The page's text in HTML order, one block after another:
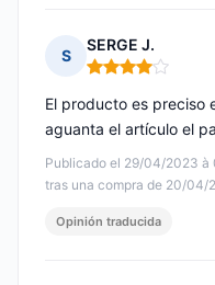
S
SERGE J.
Nota: 4 de 5
Publicado el 29/04/2023 à
tras una compra de 20/04/
El producto es preciso
aguanta el artículo el
Opinión traducida